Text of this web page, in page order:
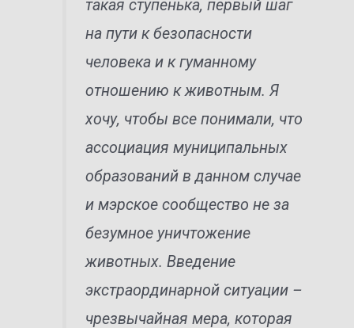
такая ступенька, первый шаг
на пути к безопасности
человека и к гуманному
отношению к животным. Я
хочу, чтобы все понимали, что
ассоциация муниципальных
образований в данном случае
и мэрское сообщество не за
безумное уничтожение
животных. Введение
экстраординарной ситуации –
чрезвычайная мера, которая